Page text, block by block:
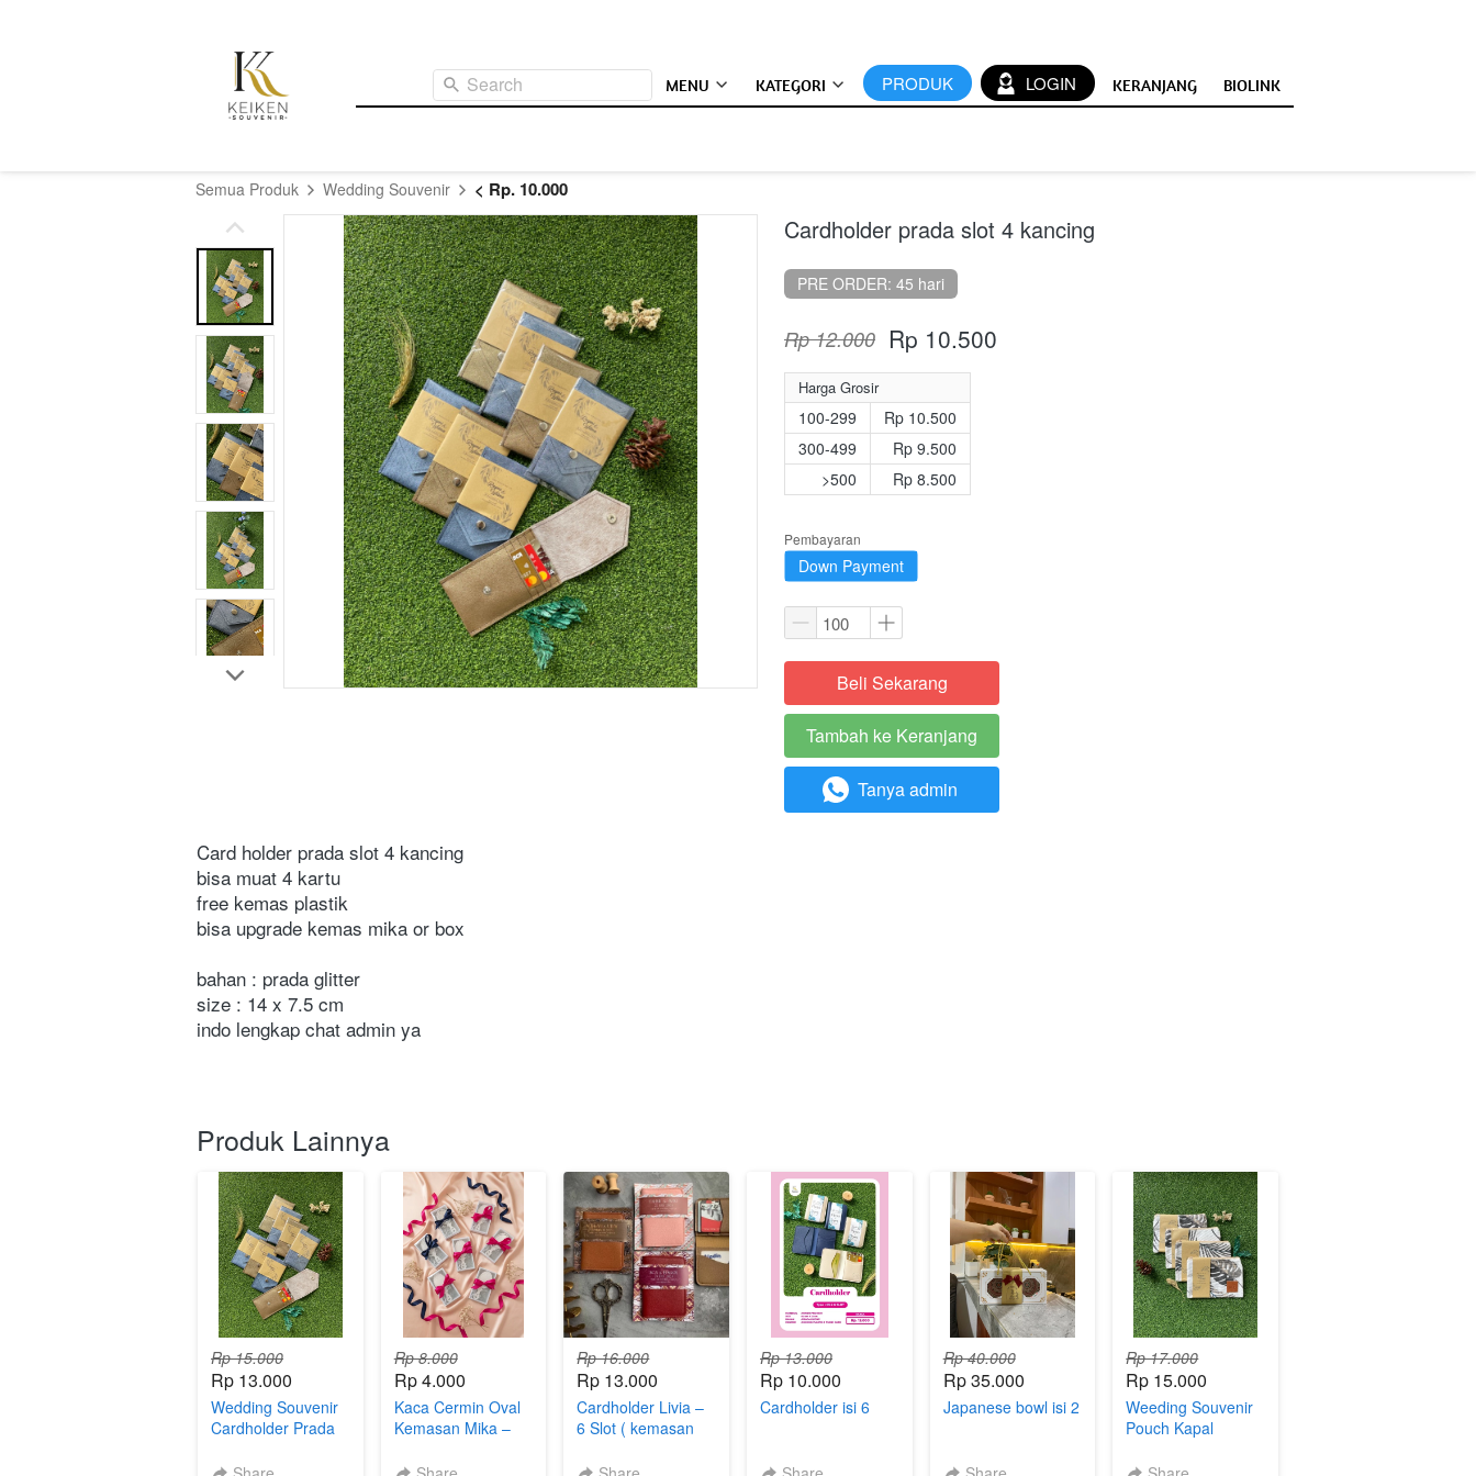
Search MENU KATEGORI `PRODUK ` LOGIN KERANJANG BIOLINK
Semua Produk Wedding Souvenir < Rp. 10.000
Cardholder prada slot 4 kancing
PRE ORDER: 45 hari
Rp 12.000 Rp 10.500
Harga Grosir
100-299
300-499
>500
Rp 10.500
Rp 9.500
Rp 8.500
Pembayaran
Down Payment
`Beli Sekarang
`
Tambah ke Keranjang
` Tanya admin
Card holder prada slot 4 kancing
bisa muat 4 kartu
free kemas plastik
bisa upgrade kemas mika or box
bahan : prada glitter
size : 14 x 7.5 cm
indo lengkap chat admin ya
Produk Lainnya
Rp 15.000
Rp 13.000
Wedding Souvenir
Cardholder Prada
Rp 8.000
Rp 4.000
Kaca Cermin Oval
Kemasan Mika –
Ekonomis
Rp 16.000
Rp 13.000
Cardholder Livia –
6 Slot ( kemasan
Rp 13.000
Rp 10.000
Cardholder isi 6
Rp 40.000
Rp 35.000
Japanese bowl isi 2
Rp 17.000
Rp 15.000
Weeding Souvenir
Pouch Kapal